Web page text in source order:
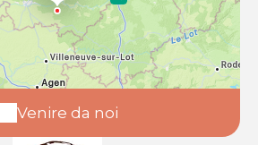
Venire da noi